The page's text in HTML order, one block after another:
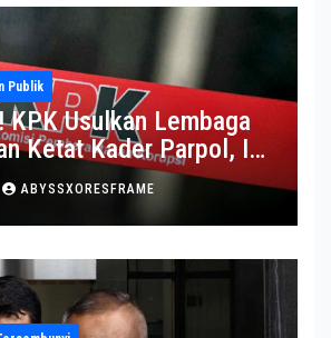
Publik
KPK Usulkan Lembaga
Ketat Kader Parpol, Ini
ABYSSXORESFRAME